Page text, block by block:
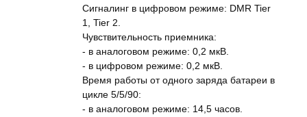
Сигналинг в цифровом режиме: DMR Tier
1, Tier 2.
Чувствительность приемника:
- в аналоговом режиме: 0,2 мкВ.
- в цифровом режиме: 0,2 мкВ.
Время работы от одного заряда батареи в
цикле 5/5/90:
- в аналоговом режиме: 14,5 часов.